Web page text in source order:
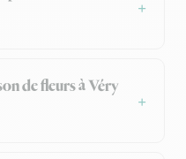
de fleurs à Véry